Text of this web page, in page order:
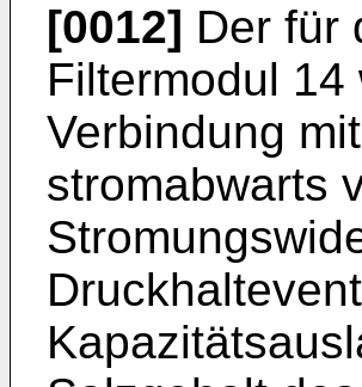
[0012] Der für
Filtermodul
Verbindung
stromabwarts